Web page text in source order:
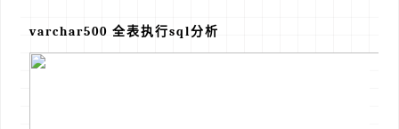
varchar500 全表执行sql分析